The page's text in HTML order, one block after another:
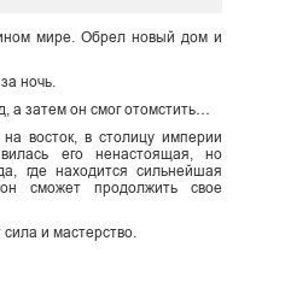
мире. Обрел новый дом и
ночь.
а затем он смог отомстить…
восток, в столицу империи
его ненастоящая, но
где находится сильнейшая
сможет продолжить свое
сила и мастерство.